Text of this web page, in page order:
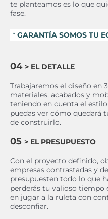
te planteamos es lo que
fase.
* GARANTÍA SOMOS TU
04 > EL DETALLE
Trabajaremos el diseño en
materiales, acabados y
teniendo en cuenta el
puedas ver cómo quedará
de construirlo.
05 > EL PRESUPUESTO
Con el proyecto definido,
empresas contrastadas y
presupuesten todo lo que
perderás tu valioso tiempo
en jugar a la ruleta con
desconfiar.